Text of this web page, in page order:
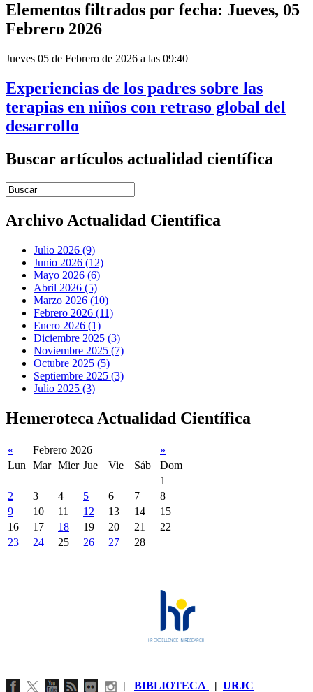
Elementos filtrados por fecha: Jueves, 05
Febrero 2026
Jueves 05 de Febrero de 2026 a las 09:40
Experiencias de los padres sobre las
terapias en niños con retraso global del
desarrollo
Buscar artículos actualidad científica
Introduce términos de búsqueda
Archivo Actualidad Científica
Julio 2026 (9)
Junio 2026 (12)
Mayo 2026 (6)
Abril 2026 (5)
Marzo 2026 (10)
Febrero 2026 (11)
Enero 2026 (1)
Diciembre 2025 (3)
Noviembre 2025 (7)
Octubre 2025 (5)
Septiembre 2025 (3)
Julio 2025 (3)
Hemeroteca Actualidad Científica
« Febrero 2026
»
Lun
Mar Mier Jue Vie Sáb
Dom
1
2
3 4 5 6 7
8
9
10 11 12 13 14
15
16
17 18 19 20 21
22
23
24 25 26 27 28
| BIBLIOTECA | URJC